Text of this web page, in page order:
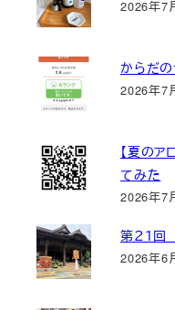
2026年7
からだ
2026年7
【夏のア
てみた
2026年7
第２１
2026年6